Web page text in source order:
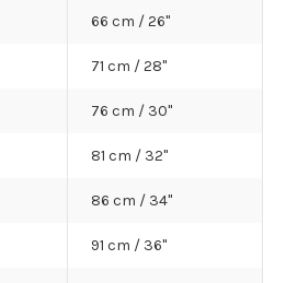
66 cm / 26"
71 cm / 28"
76 cm / 30"
81 cm / 32"
86 cm / 34"
91 cm / 36"